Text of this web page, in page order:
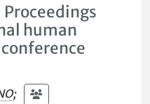
human
;